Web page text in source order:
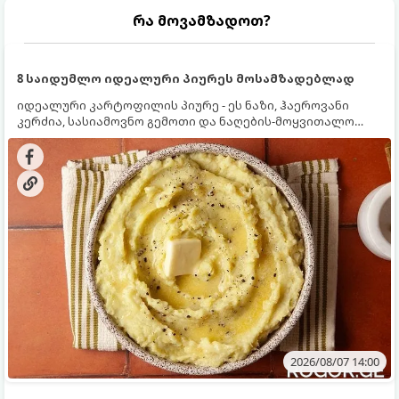
რა მოვამზადოთ?
8 საიდუმლო იდეალური პიურეს მოსამზადებლად
იდეალური კარტოფილის პიურე - ეს ნაზი, ჰაეროვანი
კერძია, სასიამოვნო გემოთი და ნაღების-მოყვითალო
ფერით. მისი მომზადება ძალიან მარტივია, მაგრამ
არსებობს რამდენიმე საიდუმლო, რომლებიც უნდა
იცოდეთ, რომ პიურე იდეალურად გემრიელი გამოვიდეს.
2026/08/07 14:00